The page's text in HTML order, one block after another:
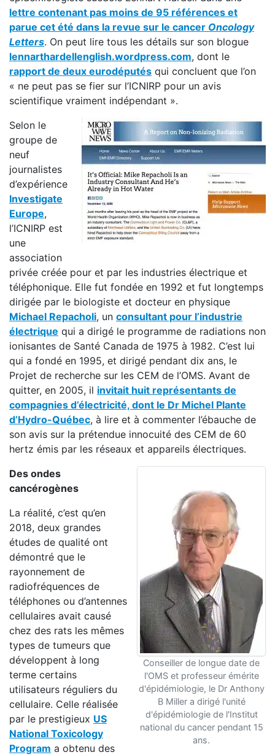
lettre contenant pas moins de 95 références et
parue cet été dans la revue sur le cancer Oncology
Letters. On peut lire tous les détails sur son blogue
lennarthardellenglish.wordpress.com, dont le
rapport de deux eurodéputés qui concluent que l’on
« ne peut pas se fier sur l’ICNIRP pour un avis
scientifique vraiment indépendant ».
Selon le
groupe de
neuf
journalistes
d’expérience
Investigate
Europe,
l’ICNIRP est
une
association
privée créée pour et par les industries électrique et
téléphonique. Elle fut fondée en 1992 et fut longtemps
dirigée par le biologiste et docteur en physique
Michael Repacholi, un consultant pour l’industrie
électrique qui a dirigé le programme de radiations non
ionisantes de Santé Canada de 1975 à 1982. C’est lui
qui a fondé en 1995, et dirigé pendant dix ans, le
Projet de recherche sur les CEM de l’OMS. Avant de
quitter, en 2005, il invitait huit représentants de
compagnies d’électricité, dont le Dr Michel Plante
d’Hydro-Québec, à lire et à commenter l’ébauche de
son avis sur la prétendue innocuité des CEM de 60
hertz émis par les réseaux et appareils électriques.
Conseiller de longue date de
l'OMS et professeur émérite
d'épidémiologie, le Dr Anthony
B Miller a dirigé l'unité
d'épidémiologie de l'Institut
national du cancer pendant 15
ans.
Des ondes
cancérogènes
La réalité, c’est qu’en
2018, deux grandes
études de qualité ont
démontré que le
rayonnement de
radiofréquences de
téléphones ou d’antennes
cellulaires avait causé
chez des rats les mêmes
types de tumeurs que
développent à long
terme certains
utilisateurs réguliers du
cellulaire. Celle réalisée
par le prestigieux US
National Toxicology
Program a obtenu des